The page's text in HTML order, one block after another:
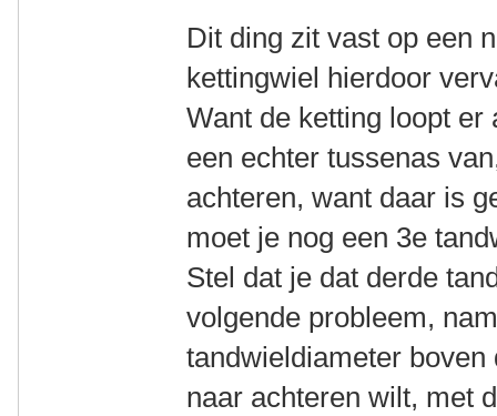
Dit ding zit vast op een
kettingwiel hierdoor
Want de ketting loopt
een echter tussenas
achteren, want daar is
moet je nog een 3e
Stel dat je dat derde
volgende probleem,
tandwieldiameter
naar achteren wilt, met